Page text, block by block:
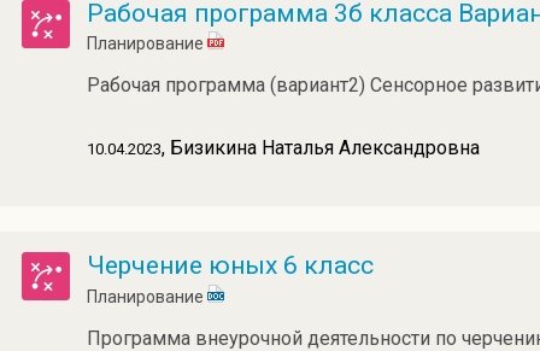
Рабочая программа 3б класса
Планирование
Рабочая программа (вариант2) Сенсорное
10.04.2023, Бизикина Наталья Александровна
Черчение юных 6 класс
Планирование
Программа внеурочной деятельности по